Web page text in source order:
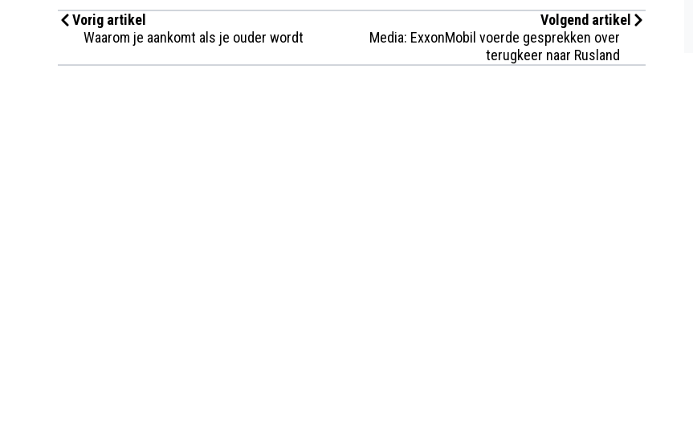
Vorig artikel
Waarom je aankomt als je ouder wordt
Volgend artikel
Media: ExxonMobil voerde gesprekken over
terugkeer naar Rusland